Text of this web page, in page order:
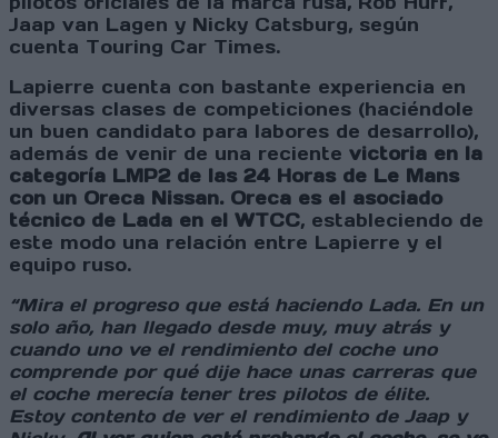
Jaap van Lagen y Nicky Catsburg, según
cuenta Touring Car Times.
Lapierre cuenta con bastante experiencia en
diversas clases de competiciones (haciéndole
un buen candidato para labores de desarrollo),
además de venir de una reciente victoria en la
categoría LMP2 de las 24 Horas de Le Mans
con un Oreca Nissan. Oreca es el asociado
técnico de Lada en el WTCC, estableciendo de
este modo una relación entre Lapierre y el
equipo ruso.
“Mira el progreso que está haciendo Lada. En un
solo año, han llegado desde muy, muy atrás y
cuando uno ve el rendimiento del coche uno
comprende por qué dije hace unas carreras que
el coche merecía tener tres pilotos de élite.
Estoy contento de ver el rendimiento de Jaap y